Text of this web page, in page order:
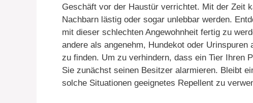
Geschäft vor der Haustür verrichtet. Mit der Zeit
Nachbarn lästig oder sogar unlebbar werden.
mit dieser schlechten Angewohnheit fertig zu
andere als angenehm, Hundekot oder
zu finden. Um zu verhindern, dass ein Tier Ihren
Sie zunächst seinen Besitzer alarmieren. Bleibt
solche Situationen geeignetes Repellent zu